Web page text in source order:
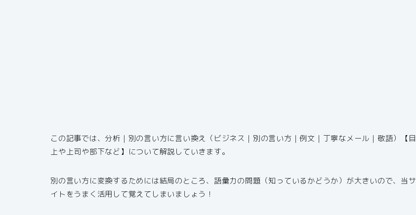
この記事では、分析｜別の言い方に言い換え（ビジネス｜別の言い方｜例文｜丁寧なメール｜敬語）【目
上や上司や部下など】について解説していきます。
別の言い方に変換するためには結局のところ、語彙力の問題（知っているかどうか）が大きいので、当サ
イトをうまく活用して覚えてしまいましょう！